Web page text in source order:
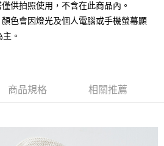
中國信託商業銀行
灣大哥大用戶可立即使用無須另外申請。
用金額請依後續交易確認頁面所載為準。
供拍照使用，不含在此商品內。
色會因燈光及個人電腦或手機螢幕顯
。
商品規格 相關推薦